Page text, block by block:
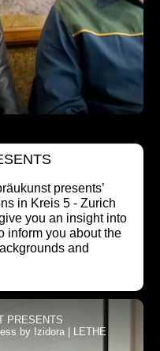
presents’
in Kreis 5 - Zurich
you an insight into
inform you about the
and
PRESENTS
by Izidora | LETHE